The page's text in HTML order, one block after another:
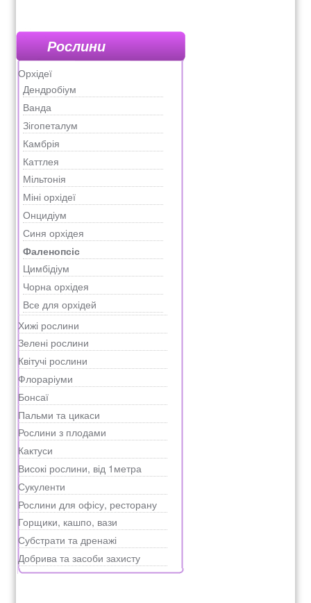
Рослини
Орхідеї
Дендробіум
Ванда
Зігопеталум
Камбрія
Каттлея
Мільтонія
Міні орхідеї
Онцидіум
Синя орхідея
Фаленопсіс
Цимбідіум
Чорна орхідея
Все для орхідей
Хижі рослини
Зелені рослини
Квітучі рослини
Флораріуми
Бонсаї
Пальми та цикаси
Рослини з плодами
Кактуси
Високі рослини, від 1метра
Сукуленти
Рослини для офісу, ресторану
Горщики, кашпо, вази
Субстрати та дренажі
Добрива та засоби захисту